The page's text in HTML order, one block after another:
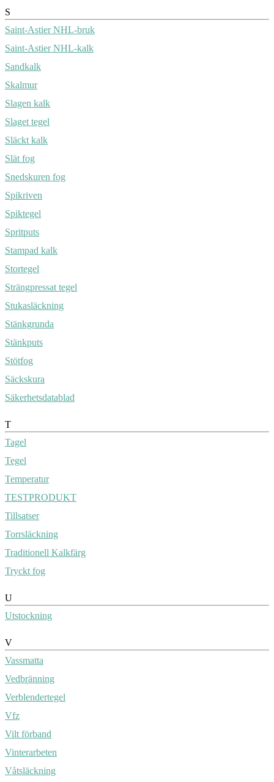
S
Saint-Astier NHL-bruk
Saint-Astier NHL-kalk
Sandkalk
Skalmur
Slagen kalk
Slaget tegel
Släckt kalk
Slät fog
Snedskuren fog
Spikriven
Spiktegel
Spritputs
Stampad kalk
Stortegel
Strängpressat tegel
Stukasläckning
Stänkgrunda
Stänkputs
Stötfog
Säckskura
Säkerhetsdatablad
T
Tagel
Tegel
Temperatur
TESTPRODUKT
Tillsatser
Torrsläckning
Traditionell Kalkfärg
Tryckt fog
U
Utstockning
V
Vassmatta
Vedbränning
Verblendertegel
Vfz
Vilt förband
Vinterarbeten
Våtsläckning